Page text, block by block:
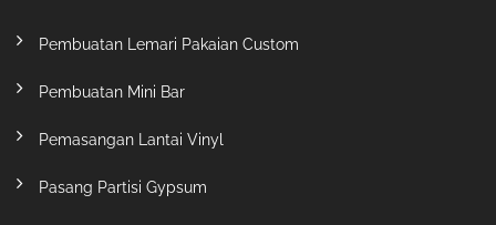
Pembuatan Lemari Pakaian Custom
Pembuatan Mini Bar
Pemasangan Lantai Vinyl
Pasang Partisi Gypsum